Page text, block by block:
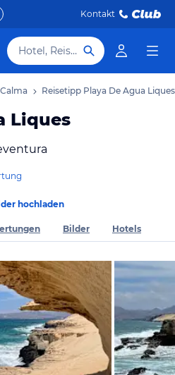
Kontakt
Hotel, Reiseziel
Reisetipp Playa De Agua Liques
Liques
hochladen
Bilder Hotels